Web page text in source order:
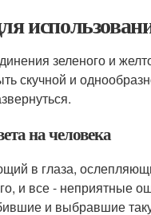
зеленого и
скучной и
на человека
в глаза,
и все - неприятные
и выбравшие